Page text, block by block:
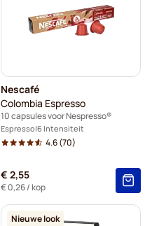
Nescafé
Colombia Espresso
10 capsules voor Nespresso®
Espresso 6 Intensiteit
4.6(70)
€ 2,55
€ 0,26/ kop
Nieuwe look